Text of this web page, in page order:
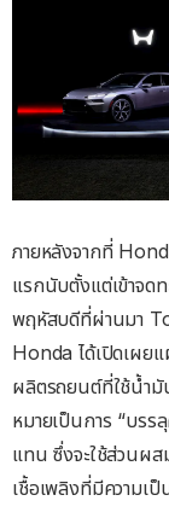
ภายหลังจากที่
แรกนับตั้งแต่เข้าจด
พฤหัสบดีที่ผ่านมา
Honda ได้เปิดเผย
ผลิตรถยนต์ที่ใช้น้ำมั
หมายเป็นการ “บรร
แทน ซึ่งจะใช้ส่วนผ
เชื้อเพลิงที่มีความเ